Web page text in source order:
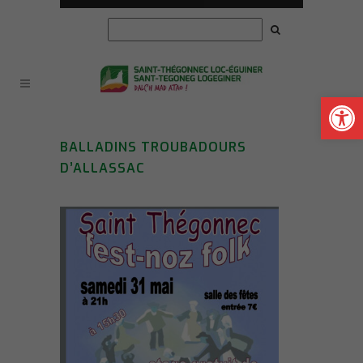
Ouvrir
BALLADINS TROUBADOURS
D’ALLASSAC